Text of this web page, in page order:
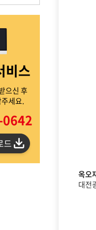
비스
으신 후
세요.
드
옥오
대전